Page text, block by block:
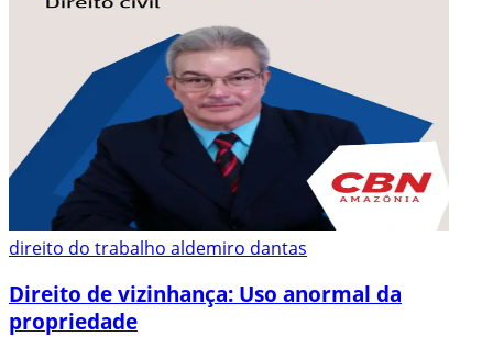
direito do trabalho aldemiro dantas
Direito de vizinhança: Uso anormal da
propriedade